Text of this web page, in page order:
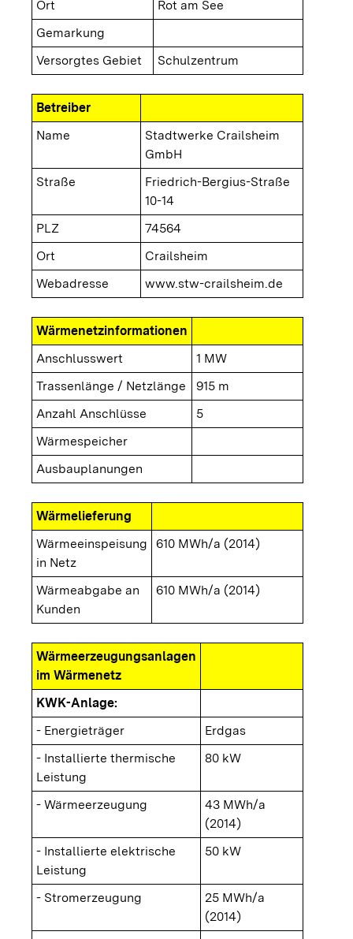
Ort
Rot am See
Gemarkung
Versorgtes Gebiet
Schulzentrum
Betreiber
Name
Stadtwerke Crailsheim
GmbH
Straße
Friedrich-Bergius-Straße
10-14
PLZ
74564
Ort
Crailsheim
Webadresse
www.stw-crailsheim.de
Wärmenetzinformationen
Anschlusswert
1 MW
Trassenlänge / Netzlänge
915 m
Anzahl Anschlüsse
5
Wärmespeicher
Ausbauplanungen
Wärmelieferung
Wärmeeinspeisung
in Netz
610 MWh/a (2014)
Wärmeabgabe an
Kunden
610 MWh/a (2014)
Wärmeerzeugungsanlagen
im Wärmenetz
KWK-Anlage:
- Energieträger
Erdgas
- Installierte thermische
Leistung
80 kW
- Wärmeerzeugung
43 MWh/a
(2014)
- Installierte elektrische
Leistung
50 kW
- Stromerzeugung
25 MWh/a
(2014)